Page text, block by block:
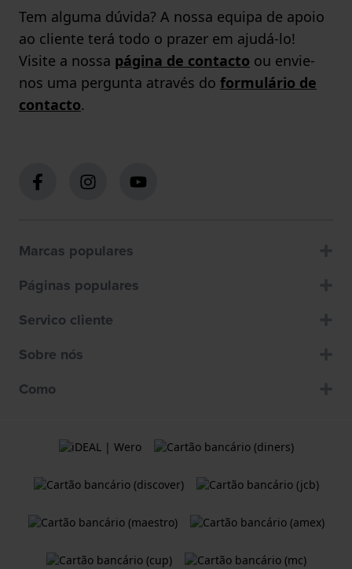
Tem alguma dúvida? A nossa equipa de apoio
ao cliente terá todo o prazer em ajudá-lo!
Visite a nossa página de contacto ou envie-
nos uma pergunta através do formulário de
contacto.
Marcas populares
Páginas populares
Servico cliente
Sobre nós
Como